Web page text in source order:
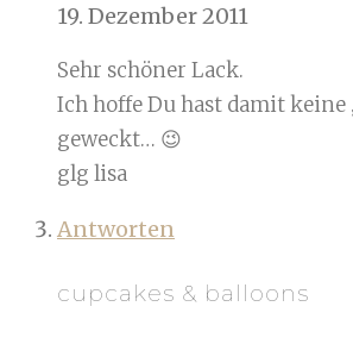
19. Dezember 2011
Sehr schöner Lack.
Ich hoffe Du hast damit
geweckt… 😉
glg lisa
Antworten
cupcakes & balloons